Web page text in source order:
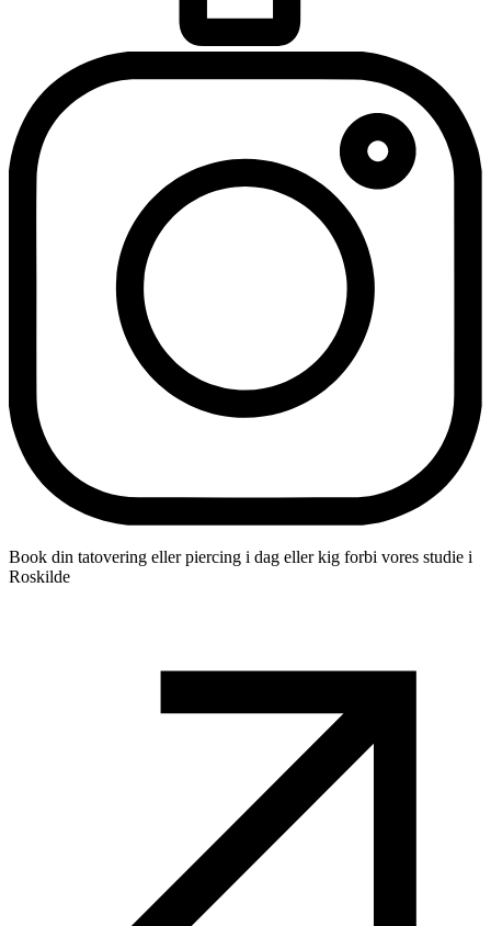
Book din tatovering eller piercing i dag eller kig forbi vores studie i
Roskilde